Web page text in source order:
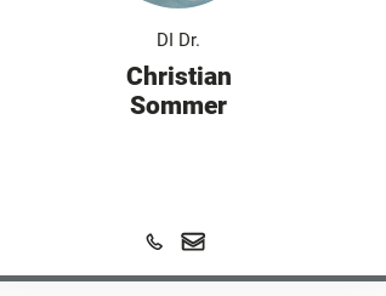
DI Dr.
Christian
Sommer